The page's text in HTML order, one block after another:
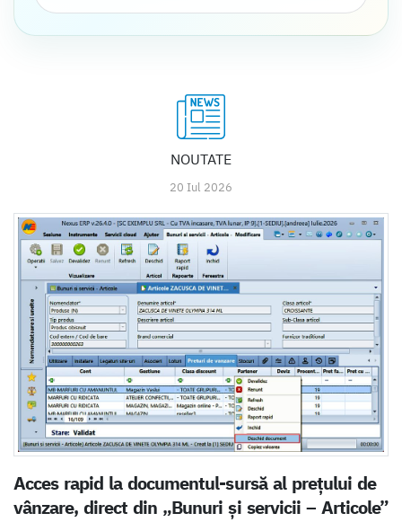
NOUTATE
20 Iul 2026
Acces rapid la documentul-sursă al prețului de
vânzare, direct din „Bunuri și servicii – Articole”